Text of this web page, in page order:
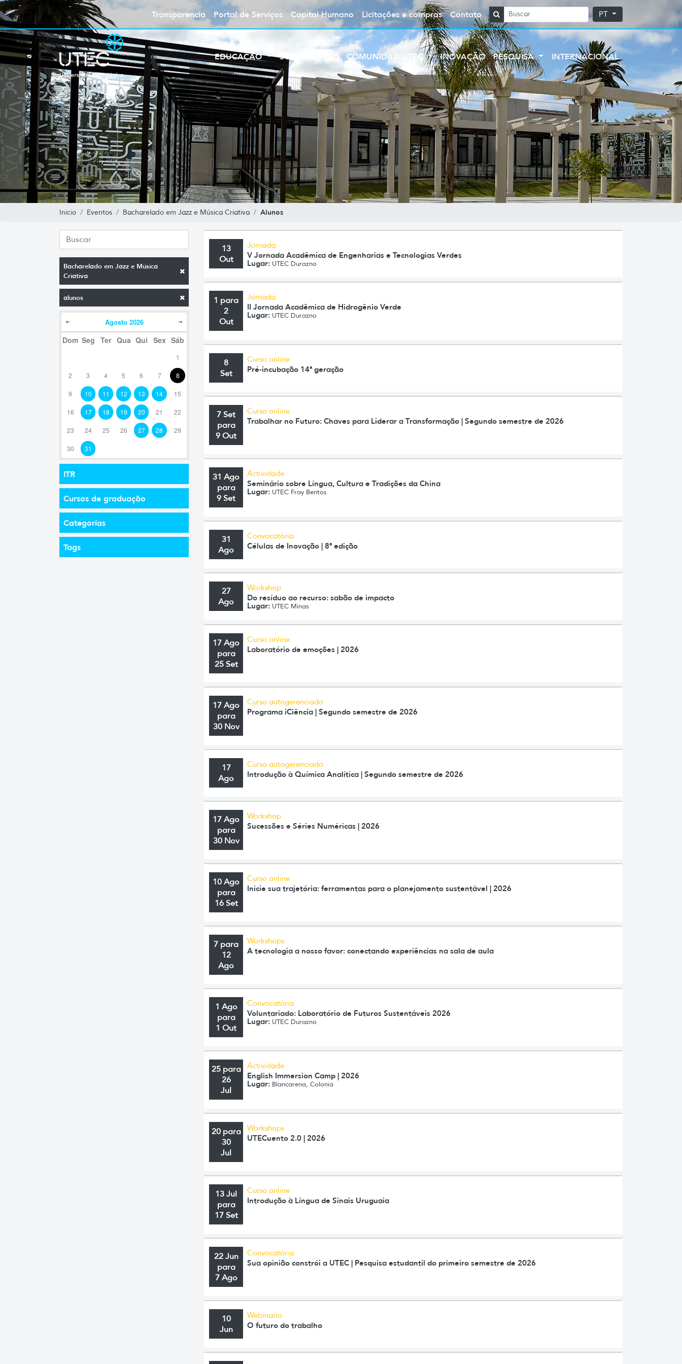
Transparencia Portal de Serviços Capital Humano Licitações e compras Contato PT
EDUCAÇÃO SOBRE A UTEC COMUNIDAD UTEC INOVAÇÃO PESQUISA INTERNACIONAL
Inicio Eventos Bacharelado em Jazz e Música Criativa Alunos
Bacharelado em Jazz e Música
Criativa
alunos
Agosto 2026
Dom Seg Ter Qua Qui Sex Sáb
1
2 3 4 5 6 7 8
9 10 11 12 13 14 15
16 17 18 19 20 21 22
23 24 25 26 27 28 29
30 31
ITR
Cursos de graduação
Categorías
Tags
13
Out
Jornada
V Jornada Acadêmica de Engenharias e Tecnologias Verdes
Lugar: UTEC Durazno
1 para
2
Out
Jornada
II Jornada Acadêmica de Hidrogênio Verde
Lugar: UTEC Durazno
8
Set
Curso online
Pré-incubação 14ª geração
7 Set
para
9 Out
Curso online
Trabalhar no Futuro: Chaves para Liderar a Transformação | Segundo semestre de 2026
31 Ago
para
9 Set
Actividade
Seminário sobre Língua, Cultura e Tradições da China
Lugar: UTEC Fray Bentos
31
Ago
Convocatória
Células de Inovação | 8ª edição
27
Ago
Workshop
Do resíduo ao recurso: sabão de impacto
Lugar: UTEC Minas
17 Ago
para
25 Set
Curso online
Laboratório de emoções | 2026
17 Ago
para
30 Nov
Curso autogerenciado
Programa iCiência | Segundo semestre de 2026
17
Ago
Curso autogerenciado
Introdução à Química Analítica | Segundo semestre de 2026
17 Ago
para
30 Nov
Workshop
Sucessões e Séries Numéricas | 2026
10 Ago
para
16 Set
Curso online
Inicie sua trajetória: ferramentas para o planejamento sustentável | 2026
7 para
12
Ago
Workshops
A tecnologia a nosso favor: conectando experiências na sala de aula
1 Ago
para
1 Out
Convocatória
Voluntariado: Laboratório de Futuros Sustentáveis 2026
Lugar: UTEC Durazno
25 para
26
Jul
Actividade
English Immersion Camp | 2026
Lugar: Blancarena, Colonia
20 para
30
Jul
Workshops
UTECuento 2.0 | 2026
13 Jul
para
17 Set
Curso online
Introdução à Língua de Sinais Uruguaia
22 Jun
para
7 Ago
Convocatória
Sua opinião constrói a UTEC | Pesquisa estudantil do primeiro semestre de 2026
10
Jun
Webinario
O futuro do trabalho